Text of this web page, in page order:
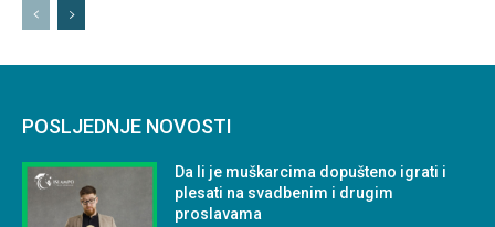
POSLJEDNJE NOVOSTI
Da li je muškarcima dopušteno igrati i
plesati na svadbenim i drugim
proslavama